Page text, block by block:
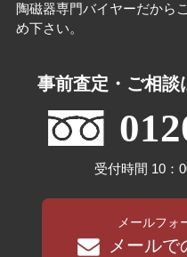
陶磁器専門バイヤーだから
め下さい。
事前査定・ご相談
受付時間 10：
メールフォ
メールで